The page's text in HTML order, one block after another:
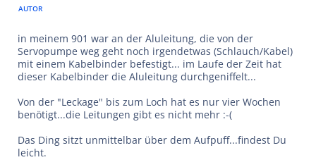
AUTOR
in meinem 901 war an der Aluleitung, die von der
Servopumpe weg geht noch irgendetwas (Schlauch/Kabel)
mit einem Kabelbinder befestigt... im Laufe der Zeit hat
dieser Kabelbinder die Aluleitung durchgeniffelt...
Von der "Leckage" bis zum Loch hat es nur vier Wochen
benötigt...die Leitungen gibt es nicht mehr :-(
Das Ding sitzt unmittelbar über dem Aufpuff...findest Du
leicht.